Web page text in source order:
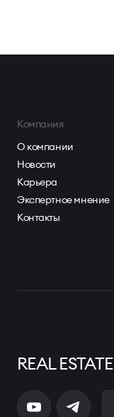
Компания
О компании
Новости
Карьера
Экспертное мнение
Контакты
REAL